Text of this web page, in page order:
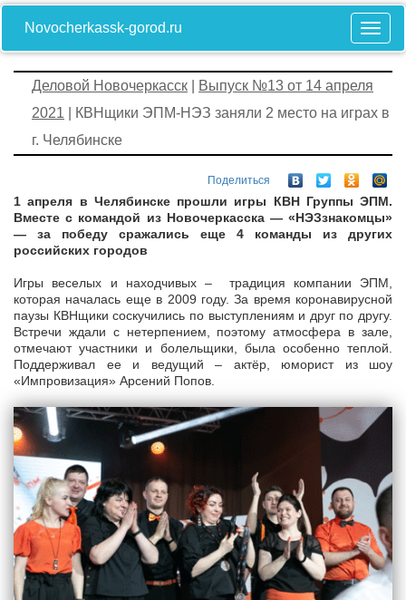
Novocherkassk-gorod.ru
Деловой Новочеркасск
Выпуск №13 от 14 апреля
2021 | КВНщики ЭПМ-НЭЗ заняли 2 место на играх в
г. Челябинске
Поделиться
1 апреля в Челябинске прошли игры КВН Группы ЭПМ.
Вместе с командой из Новочеркасска — «НЭЗзнакомцы»
— за победу сражались еще 4 команды из других
российских городов
Игры веселых и находчивых – традиция компании ЭПМ,
которая началась еще в 2009 году. За время коронавирусной
паузы КВНщики соскучились по выступлениям и друг по другу.
Встречи ждали с нетерпением, поэтому атмосфера в зале,
отмечают участники и болельщики, была особенно теплой.
Поддерживал ее и ведущий – актёр, юморист из шоу
«Импровизация» Арсений Попов.